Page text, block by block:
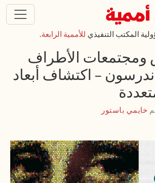
المكتب التنفيذي للأممية الرابعة.
الأطراف
– اكتشاف أبعاد
خايمي باستور